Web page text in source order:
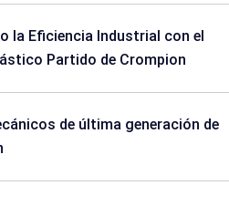
la Eficiencia Industrial con el
Partido de Crompion
de última generación de